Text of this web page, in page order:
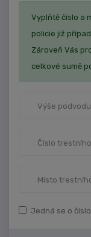
Vyplňtě číslo a
policie již
Zároveň Vás
celkové sumě
Jedná se o